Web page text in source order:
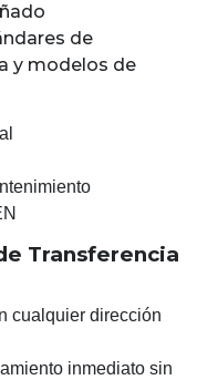
de
y modelos de
Transferencia
cualquier dirección
inmediato sin